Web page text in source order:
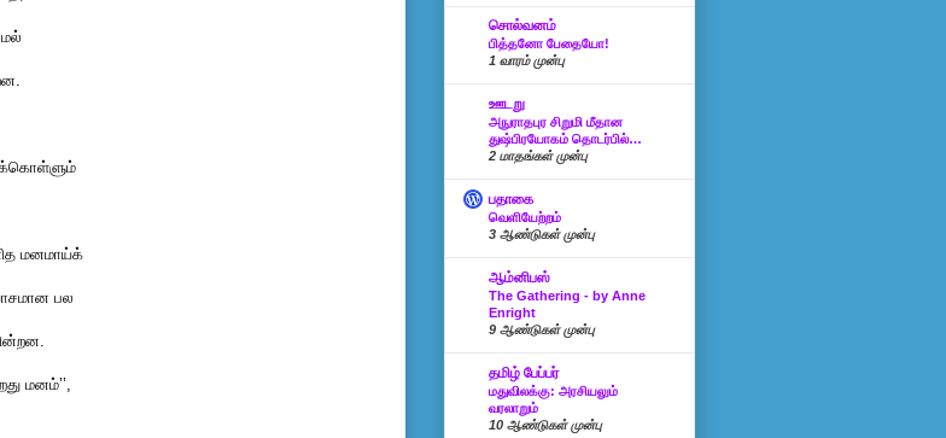
மனமாய்க்
பல
மனம்’’,
சொல்வனம்
பித்தனோ பேதையோ!
1 வாரம் முன்பு
ஊடறு
அநுராதபுர சிறுமி மீதான
துஷ்பிரயோகம் தொடர்பில்…
2 மாதங்கள் முன்பு
பதாகை
வெளியேற்றம்
3 ஆண்டுகள் முன்பு
ஆம்னிபஸ்
The Gathering - by Anne
Enright
9 ஆண்டுகள் முன்பு
தமிழ் பேப்பர்
மதுவிலக்கு: அரசியலும்
வரலாறும்
10 ஆண்டுகள் முன்பு